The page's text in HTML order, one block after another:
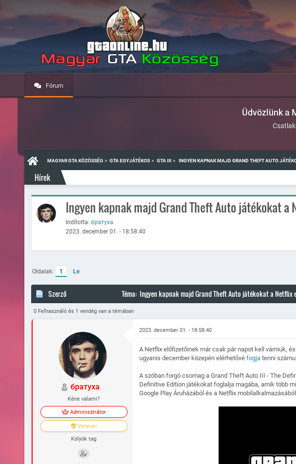
Fórum
Üdvözlünk a
MAGYAR GTA KÖZÖSSÉG » GTA EGYJÁTÉKOS » GTA III » INGYEN KAPNAK MAJD GRAND THEFT AUTO
Hírek
Ingyen kapnak majd Grand Theft Auto játékokat
Indította: братуха
2023. december 01. - 18:58:40
Oldalak: 1 Le
Szerző Téma: Ingyen kapnak majd Grand Theft Auto játékokat a
0 Felhasználó és 1 vendég van a témában
братуха
Kéne valami?
Adminisztrátor
Veterán
Kölyök tag
2023. december 01. - 18:58:40
A Netflix előfizetőinek már csak pár napot kell várniuk,
ugyanis december közepén elérhetővé fogjatenni
A szóban forgó csomag a Grand Theft Auto III - The
Definitive Edition játékokat foglalja magába, amik több
Google Play Áruházából és a Netflix